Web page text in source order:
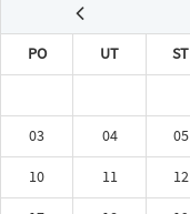
PO UT ST
03
04 05
10
11 12